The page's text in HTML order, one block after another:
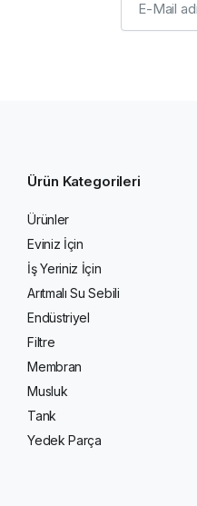
Ürün Kategorileri
Ürünler
Eviniz İçin
İş Yeriniz İçin
Arıtmalı Su Sebili
Endüstriyel
Filtre
Membran
Musluk
Tank
Yedek Parça